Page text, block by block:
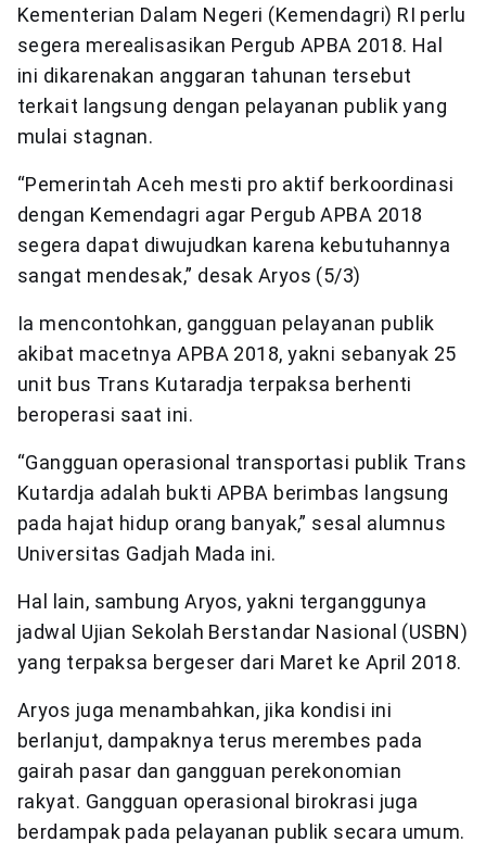
Kementerian Dalam Negeri (Kemendagri) RI perlu
segera merealisasikan Pergub APBA 2018. Hal
ini dikarenakan anggaran tahunan tersebut
terkait langsung dengan pelayanan publik yang
mulai stagnan.
“Pemerintah Aceh mesti pro aktif berkoordinasi
dengan Kemendagri agar Pergub APBA 2018
segera dapat diwujudkan karena kebutuhannya
sangat mendesak,” desak Aryos (5/3)
Ia mencontohkan, gangguan pelayanan publik
akibat macetnya APBA 2018, yakni sebanyak 25
unit bus Trans Kutaradja terpaksa berhenti
beroperasi saat ini.
“Gangguan operasional transportasi publik Trans
Kutardja adalah bukti APBA berimbas langsung
pada hajat hidup orang banyak,” sesal alumnus
Universitas Gadjah Mada ini.
Hal lain, sambung Aryos, yakni terganggunya
jadwal Ujian Sekolah Berstandar Nasional (USBN)
yang terpaksa bergeser dari Maret ke April 2018.
Aryos juga menambahkan, jika kondisi ini
berlanjut, dampaknya terus merembes pada
gairah pasar dan gangguan perekonomian
rakyat. Gangguan operasional birokrasi juga
berdampak pada pelayanan publik secara umum.